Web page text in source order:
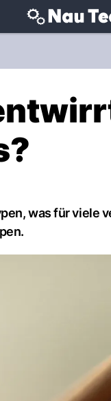
techtrends.NAU.ch
was für viele